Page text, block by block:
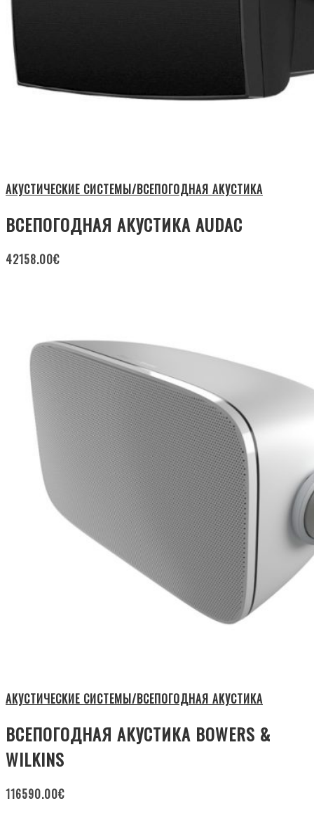
АКУСТИЧЕСКИЕ СИСТЕМЫ/ВСЕПОГОДНАЯ АКУСТИКА
ВСЕПОГОДНАЯ АКУСТИКА AUDAC
42158.00€
АКУСТИЧЕСКИЕ СИСТЕМЫ/ВСЕПОГОДНАЯ АКУСТИКА
ВСЕПОГОДНАЯ АКУСТИКА BOWERS &
WILKINS
116590.00€